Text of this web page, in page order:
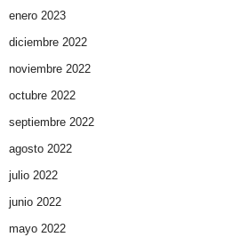
enero 2023
diciembre 2022
noviembre 2022
octubre 2022
septiembre 2022
agosto 2022
julio 2022
junio 2022
mayo 2022